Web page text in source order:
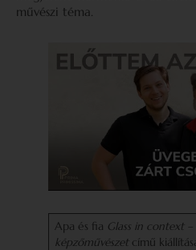
művészi téma.
Apa és fia Glass in context
képzőművészet című